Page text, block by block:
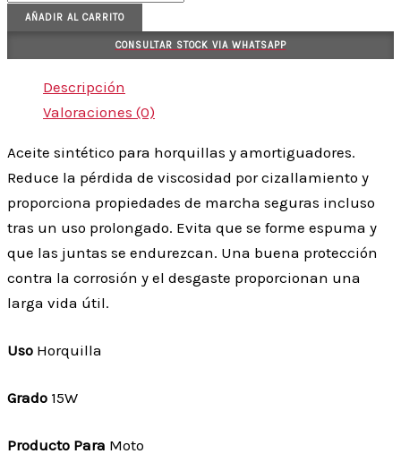
AÑADIR AL CARRITO
CONSULTAR STOCK VIA WHATSAPP
Descripción
Valoraciones (0)
Aceite sintético para horquillas y amortiguadores.
Reduce la pérdida de viscosidad por cizallamiento y
proporciona propiedades de marcha seguras incluso
tras un uso prolongado. Evita que se forme espuma y
que las juntas se endurezcan. Una buena protección
contra la corrosión y el desgaste proporcionan una
larga vida útil.
Uso Horquilla
Grado 15W
Producto Para Moto